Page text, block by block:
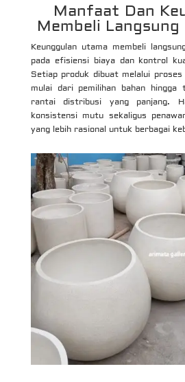
Manfaat Dan
Membeli
Keunggulan utama membeli
pada efisiensi biaya dan kontrol
Setiap produk dibuat melalui
mulai dari pemilihan bahan hingga
rantai distribusi yang panjang.
konsistensi mutu sekaligus
yang lebih rasional untuk berbagai